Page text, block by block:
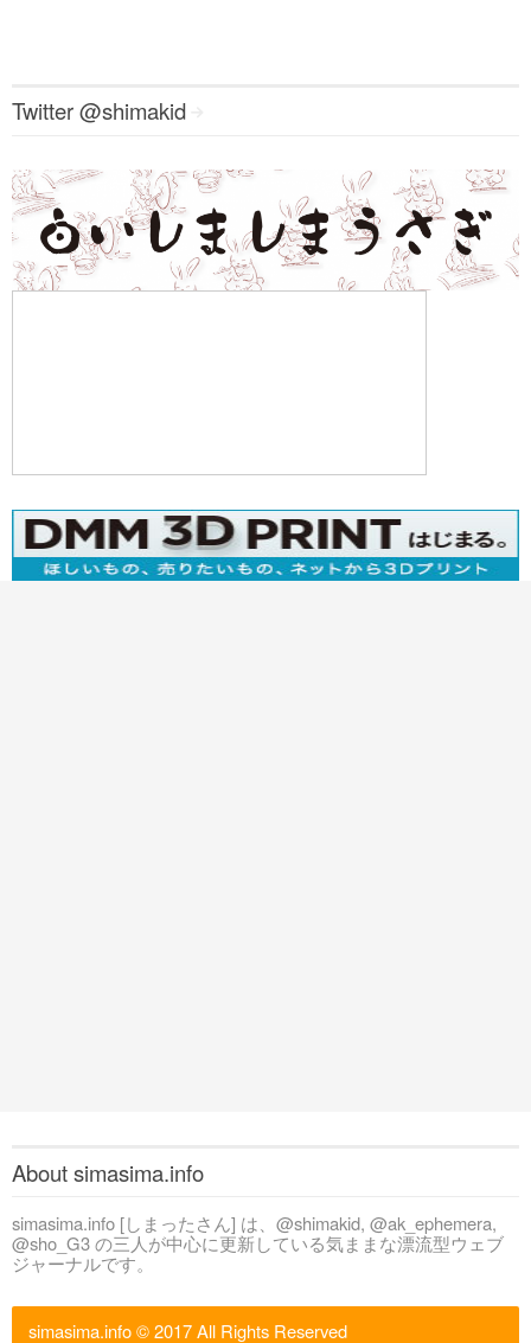
Twitter @shimakid
About simasima.info
simasima.info [しまったさん] は、@shimakid, @ak_ephemera,
@sho_G3 の三人が中心に更新している気ままな漂流型ウェブ
ジャーナルです。
simasima.info© 2017 All Rights Reserved